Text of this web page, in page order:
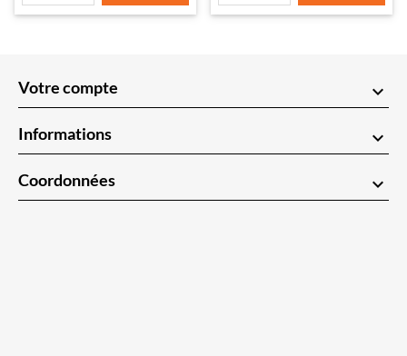
Votre compte keyboard_arrow_down
Informations keyboard_arrow_down
Coordonnées keyboard_arrow_down